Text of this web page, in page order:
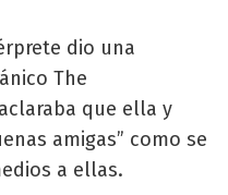
dio una
The
que ella y
amigas” como se
a ellas.